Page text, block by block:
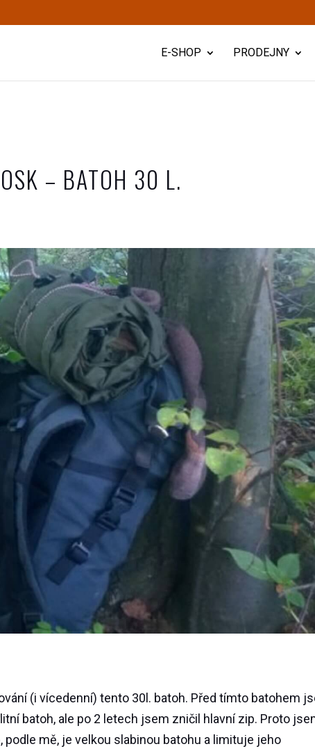
E-SHOP PRODEJNY
– BATOH 30 L.
(i vícedenní) tento 30l. batoh. Před tímto batohem
batoh, ale po 2 letech jsem zničil hlavní zip. Proto
podle mě, je velkou slabinou batohu a limituje jeho